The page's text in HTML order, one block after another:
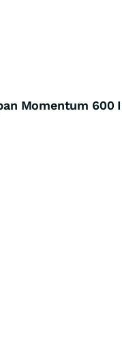
Momentum 600